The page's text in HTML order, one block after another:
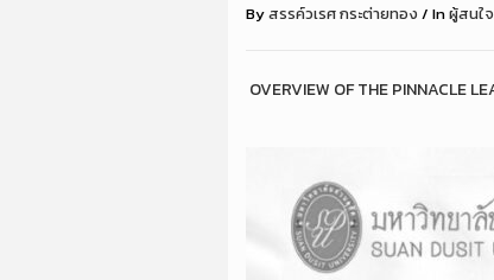
Byสรรค์วเรศ กระต่ายทอง / Inผู้สนใจ
OVERVIEW OF THE